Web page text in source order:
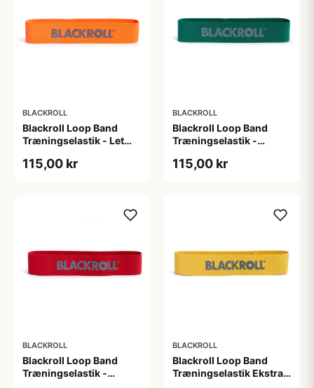
BLACKROLL
Blackroll Loop Band
Træningselastik - Let
God til
115,00 kr
BLACKROLL
Blackroll Loop Band
Træningselastik -
30 cm). God til
115,00 kr
BLACKROLL
Blackroll Loop Band
Træningselastik -
BLACKROLL
Blackroll Loop Band
Træningselastik Ekstra